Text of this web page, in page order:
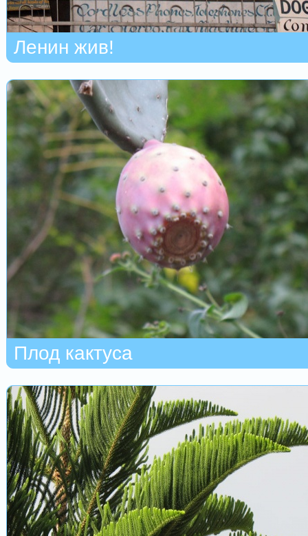
Ленин жив!
Плод кактуса